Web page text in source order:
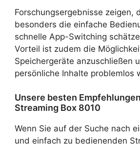
Forschungsergebnisse zeigen,
besonders die einfache
schnelle App-Switching
Vorteil ist zudem die
Speichergeräte anzuschließen
persönliche Inhalte problemlos
Unsere besten
Streaming Box 8010
Wenn Sie auf der Suche nach
und einfach zu bedienenden